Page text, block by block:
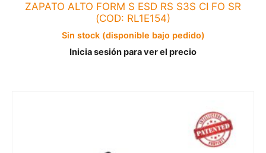
ZAPATO ALTO FORM S ESD RS S3S CI FO SR
(COD: RL1E154)
Sin stock (disponible bajo pedido)
Inicia sesión para ver el precio